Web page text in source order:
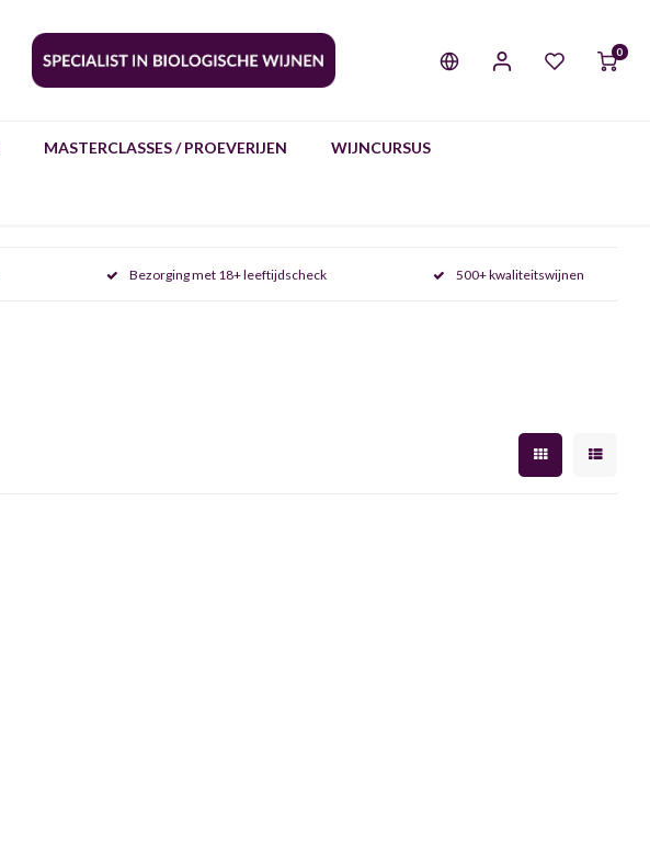
0
MASTERCLASSES / PROEVERIJEN WIJNCURSUS
Bezorging met 18+ leeftijdscheck 500+ kwaliteitswijnen